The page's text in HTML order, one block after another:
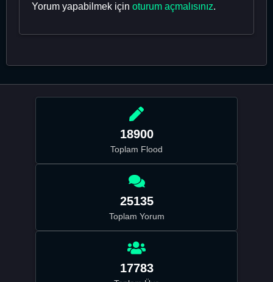
Yorum yapabilmek için oturum açmalısınız.
18900
Toplam Flood
25135
Toplam Yorum
17783